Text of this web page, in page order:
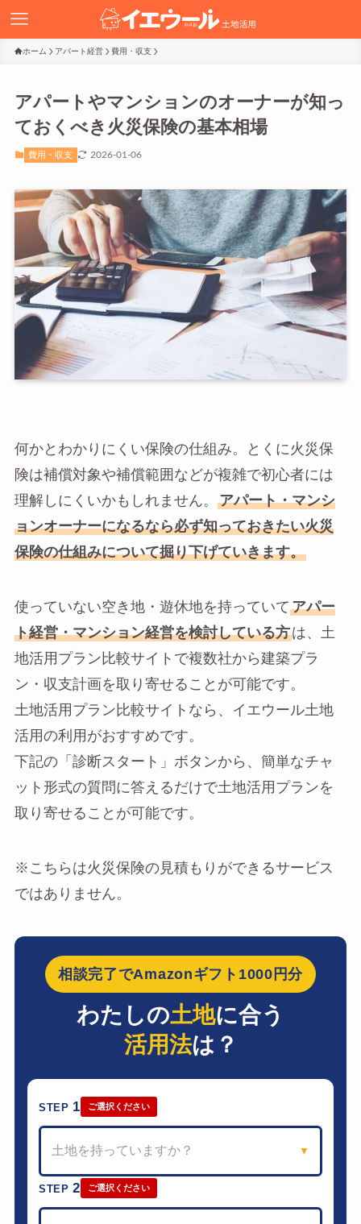
ホーム アパート経営 費用・収支
アパートやマンションのオーナーが知っ
ておくべき火災保険の基本相場
費用・収支 2026-01-06
何かとわかりにくい保険の仕組み。とくに火災保
険は補償対象や補償範囲などが複雑で初心者には
理解しにくいかもしれません。
アパート・マンシ
ョンオーナーになるなら必ず知っておきたい火災
保険の仕組みについて掘り下げていきます。
使っていない空き地・遊休地を持っていて アパー
ト経営・マンション経営を検討している方は、土
地活用プラン比較サイトで複数社から建築プラ
ン・収支計画を取り寄せることが可能です。
土地活用プラン比較サイトなら、イエウール土地
活用の利用がおすすめです。
下記の「診断スタート」ボタンから、簡単なチャ
ット形式の質問に答えるだけで土地活用プランを
取り寄せることが可能です。
※こちらは火災保険の見積もりができるサービス
ではありません。
相談完了でAmazonギフト1000円分
わたしの土地に合う
活用法は？
STEP 1 ご選択ください
土地を持っていますか？ ▼
STEP2 ご選択ください